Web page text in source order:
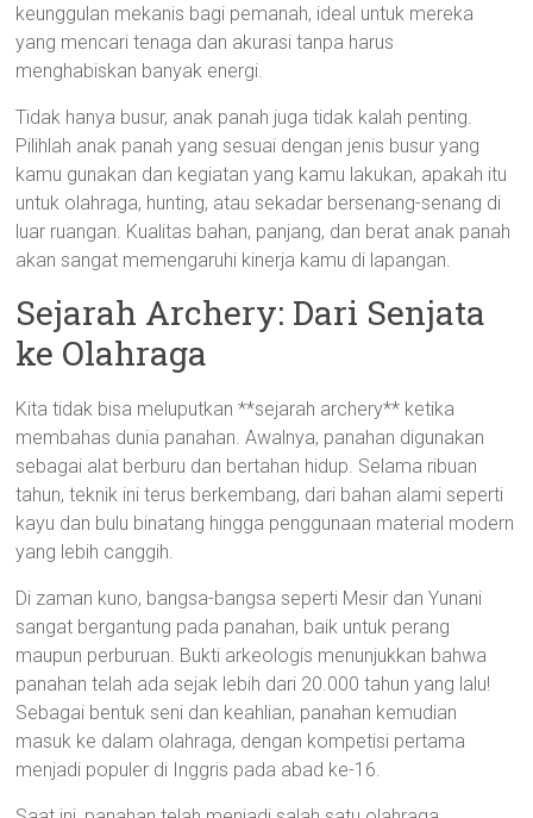
keunggulan mekanis bagi pemanah, ideal untuk mereka
yang mencari tenaga dan akurasi tanpa harus
menghabiskan banyak energi.
Tidak hanya busur, anak panah juga tidak kalah penting.
Pilihlah anak panah yang sesuai dengan jenis busur yang
kamu gunakan dan kegiatan yang kamu lakukan, apakah itu
untuk olahraga, hunting, atau sekadar bersenang-senang di
luar ruangan. Kualitas bahan, panjang, dan berat anak panah
akan sangat memengaruhi kinerja kamu di lapangan.
Sejarah Archery: Dari Senjata
ke Olahraga
Kita tidak bisa meluputkan **sejarah archery** ketika
membahas dunia panahan. Awalnya, panahan digunakan
sebagai alat berburu dan bertahan hidup. Selama ribuan
tahun, teknik ini terus berkembang, dari bahan alami seperti
kayu dan bulu binatang hingga penggunaan material modern
yang lebih canggih.
Di zaman kuno, bangsa-bangsa seperti Mesir dan Yunani
sangat bergantung pada panahan, baik untuk perang
maupun perburuan. Bukti arkeologis menunjukkan bahwa
panahan telah ada sejak lebih dari 20.000 tahun yang lalu!
Sebagai bentuk seni dan keahlian, panahan kemudian
masuk ke dalam olahraga, dengan kompetisi pertama
menjadi populer di Inggris pada abad ke-16.